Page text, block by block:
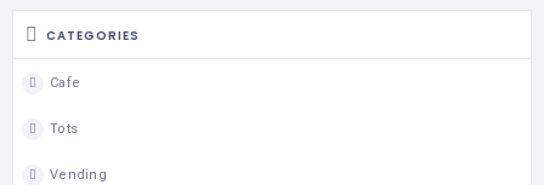
CATEGORIES
Cafe
Tots
Vending